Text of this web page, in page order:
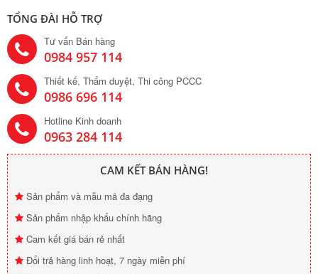
TỔNG ĐÀI HỖ TRỢ
Tư vấn Bán hàng
0984 957 114
Thiết kế, Thẩm duyệt, Thi công PCCC
0986 696 114
Hotline Kinh doanh
0963 284 114
CAM KẾT BÁN HÀNG!
Sản phẩm và mẫu mã đa đạng
Sản phẩm nhập khẩu chính hãng
Cam kết giá bán rẻ nhất
Đổi trả hàng linh hoạt, 7 ngày miễn phí